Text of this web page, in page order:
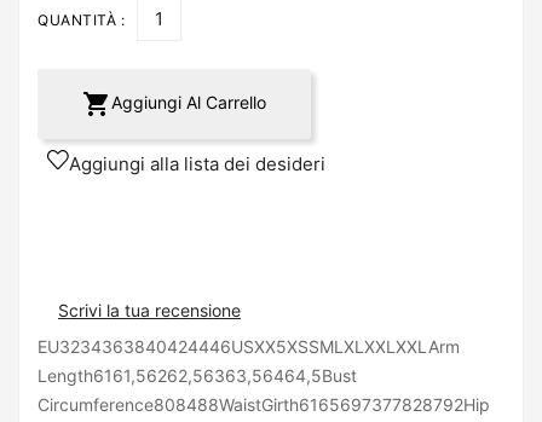
QUANTITÀ :
Aggiungi Al Carrello
Aggiungi alla lista dei desideri
Scrivi la tua recensione
EU3234363840424446USXX5XSSMLXLXXLXXLArm
Length6161,56262,56363,56464,5Bust
Circumference808488WaistGirth6165697377828792Hip